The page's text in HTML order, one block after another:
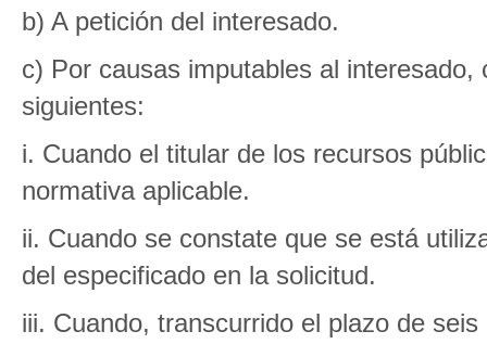
b) A petición del interesado.
c) Por causas imputables al
siguientes:
i. Cuando el titular de los recursos
normativa aplicable.
ii. Cuando se constate que se está
del especificado en la solicitud.
iii. Cuando, transcurrido el plazo de